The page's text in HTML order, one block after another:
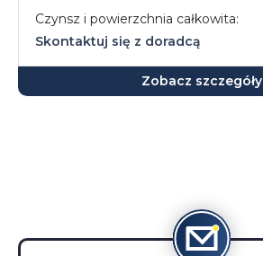
Czynsz i powierzchnia całkowita:
Skontaktuj się z doradcą
Zobacz szczegóły